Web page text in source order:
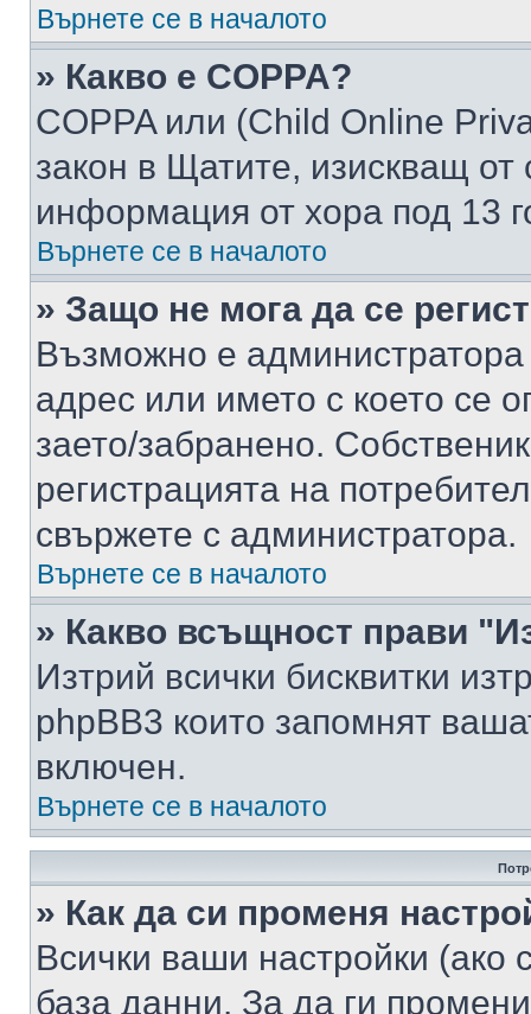
Върнете се в началото
» Какво е COPPA?
COPPA или (Child Online
закон в Щатите, изискващ от
информация от хора под 13
Върнете се в началото
» Защо не мога да се
Възможно е
адрес или името с което се
заето/забранено.
регистрацията на
свържете с администратора.
Върнете се в началото
» Какво всъщност прави
Изтрий всички бисквитки
phpBB3 които запомнят
включен.
Върнете се в началото
» Как да си променя
Всички ваши настройки (ако
база данни. За да ги